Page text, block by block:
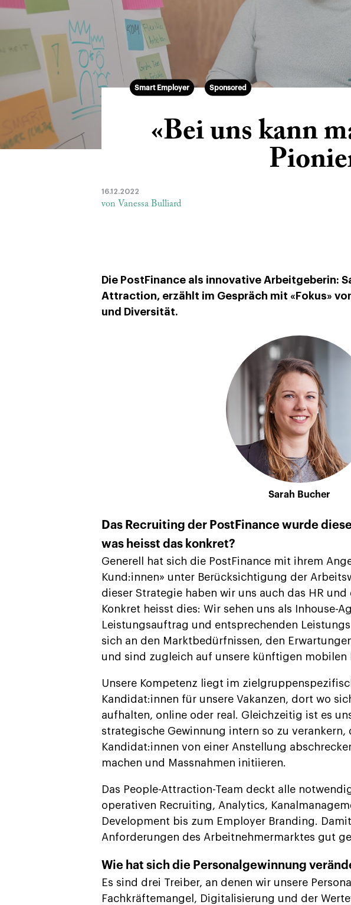
Smart Employer Sponsored
«Bei uns kann
16.12.2022
von Vanessa Bulliard
Die PostFinance als innovative Arbeitgeberin:
Attraction, erzählt im Gespräch mit «Fokus»
und Diversität.
Sarah Bucher
Das Recruiting der PostFinance wurde
was heisst das konkret?
Generell hat sich die PostFinance mit ihrem
Kund:innen» unter Berücksichtigung der
dieser Strategie haben wir uns auch das HR
Konkret heisst dies: Wir sehen uns als Inhouse-
Leistungsauftrag und entsprechenden
sich an den Marktbedürfnissen, den
und sind zugleich auf unsere künftigen mobilen
Unsere Kompetenz liegt im
Kandidat:innen für unsere Vakanzen, dort wo
aufhalten, online oder real. Gleichzeitig ist es
strategische Gewinnung intern so zu verankern,
Kandidat:innen von einer Anstellung
machen und Massnahmen initiieren.
Das People-Attraction-Team deckt alle
operativen Recruiting, Analytics,
Development bis zum Employer Branding.
Anforderungen des Arbeitnehmermarktes gut
Wie hat sich die Personalgewinnung
Es sind drei Treiber, an denen wir unsere
Fachkräftemangel, Digitalisierung und der